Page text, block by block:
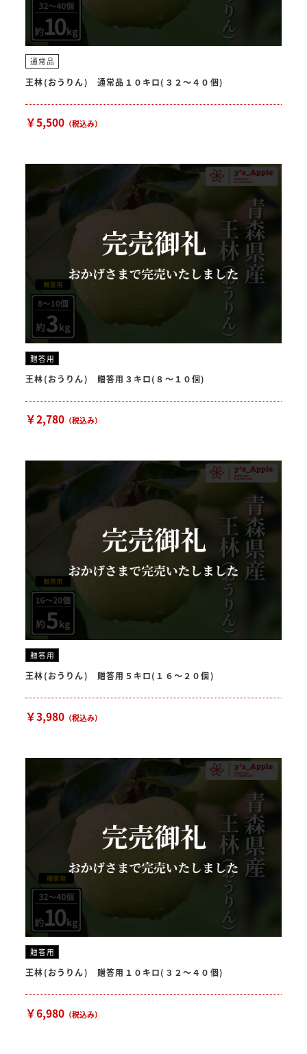
通常品
王林(おうりん) 通常品１０キロ(３２〜４０個)
￥5,500 （税込み）
贈答用
王林(おうりん) 贈答用３キロ(８〜１０個)
￥2,780 （税込み）
贈答用
王林(おうりん) 贈答用５キロ(１６〜２０個)
￥3,980 （税込み）
贈答用
王林(おうりん) 贈答用１０キロ(３２〜４０個)
￥6,980 （税込み）